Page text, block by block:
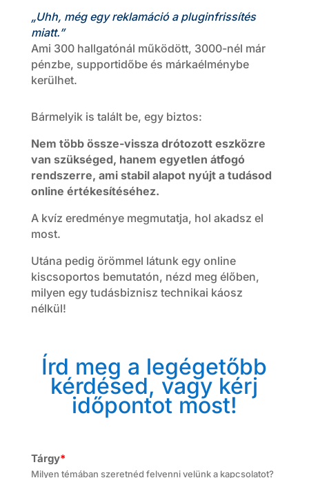
„Uhh, még egy reklamáció a pluginfrissítés
miatt.”
Ami 300 hallgatónál működött, 3000-nél már
pénzbe, supportidőbe és márkaélménybe
kerülhet.
Bármelyik is talált be, egy biztos:
Nem több össze-vissza drótozott eszközre
van szükséged, hanem egyetlen átfogó
rendszerre, ami stabil alapot nyújt a tudásod
online értékesítéséhez.
A kvíz eredménye megmutatja, hol akadsz el
most.
Utána pedig örömmel látunk egy online
kiscsoportos bemutatón, nézd meg élőben,
milyen egy tudásbiznisz technikai káosz
nélkül!
Írd meg a legégetőbb
kérdésed, vagy kérj
időpontot most!
Tárgy*
Milyen témában szeretnéd felvenni velünk a kapcsolatot?